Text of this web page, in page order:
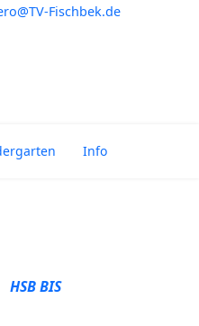
Fischbek.de
Info